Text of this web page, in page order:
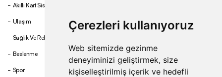
Çerezleri kullanıyoruz
Web sitemizde gezinme
deneyiminizi geliştirmek, size
kişiselleştirilmiş içerik ve hedefli
Akıllı Kart Sistemi
Ulaşım
Sağlık Ve Rehberlik
Beslenme
Spor